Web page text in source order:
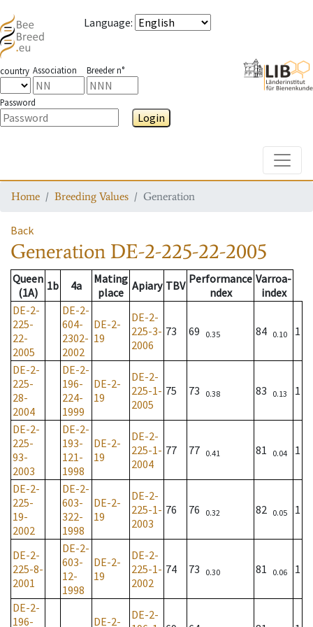
Language:
country Association Breeder n°
Password
Login
Home Breeding Values Generation
Back
Generation DE-2-225-22-2005
Queen
(1A)
1b 4a
Mating
place Apiary TBV Performance
ndex
Varroa-
index
DE-2-
225-
22-
2005
DE-2-
604-
2302-
2002
DE-2-
19
DE-2-
225-3-
2006
73 69 0.35 84 0.10 1
DE-2-
225-
28-
2004
DE-2-
196-
224-
1999
DE-2-
19
DE-2-
225-1-
2005
75 73 0.38 83 0.13 1
DE-2-
225-
93-
2003
DE-2-
193-
121-
1998
DE-2-
19
DE-2-
225-1-
2004
77 77 0.41 81 0.04 1
DE-2-
225-
19-
2002
DE-2-
603-
322-
1998
DE-2-
19
DE-2-
225-1-
2003
76 76 0.32 82 0.05 1
DE-2-
225-8-
2001
DE-2-
603-
12-
1998
DE-2-
19
DE-2-
225-1-
2002
74 73 0.30 81 0.06 1
DE-2-
196-
DE-2-
DE-2-